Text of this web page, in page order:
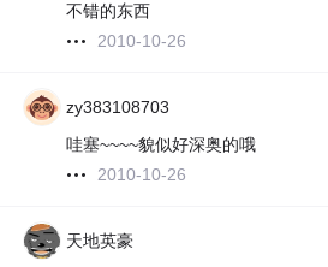
不错的东西
2010-10-26
zy383108703
哇塞~~~~貌似好深奥的哦
2010-10-26
天地英豪